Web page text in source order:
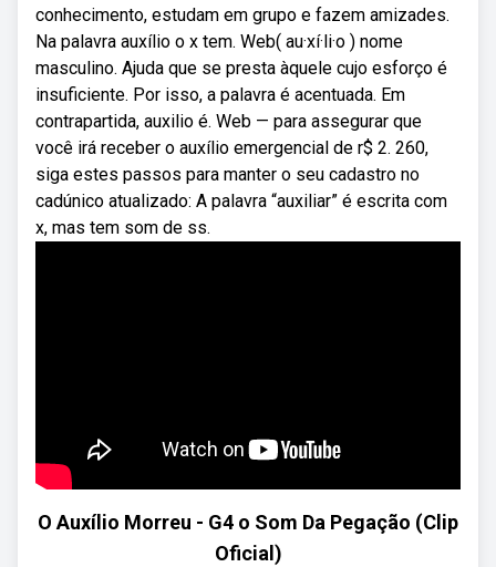
conhecimento, estudam em grupo e fazem amizades.
Na palavra auxílio o x tem. Web( au·xí·li·o ) nome
masculino. Ajuda que se presta àquele cujo esforço é
insuficiente. Por isso, a palavra é acentuada. Em
contrapartida, auxilio é. Web — para assegurar que
você irá receber o auxílio emergencial de r$ 2. 260,
siga estes passos para manter o seu cadastro no
cadúnico atualizado: A palavra “auxiliar” é escrita com
x, mas tem som de ss.
O Auxílio Morreu - G4 o Som Da Pegação (Clip
Oficial)